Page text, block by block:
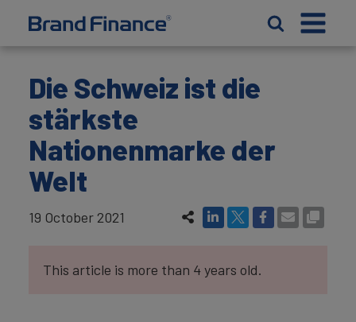
Die Schweiz ist die
stärkste
Nationenmarke der
Welt
19 October 2021
This article is more than 4 years old.